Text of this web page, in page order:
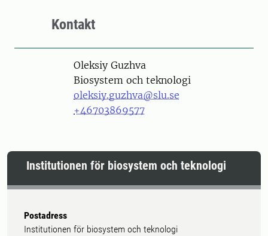
Kontakt
PersonOleksiy Guzhva
Biosystem och teknologi
oleksiy.guzhva@slu.se
+46703869577
Institutionen för biosystem och teknologi
Postadress
Institutionen för biosystem och teknologi